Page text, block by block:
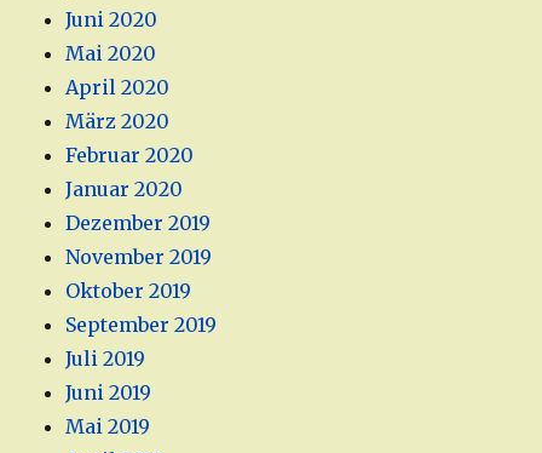
Juni 2020
Mai 2020
April 2020
März 2020
Februar 2020
Januar 2020
Dezember 2019
November 2019
Oktober 2019
September 2019
Juli 2019
Juni 2019
Mai 2019